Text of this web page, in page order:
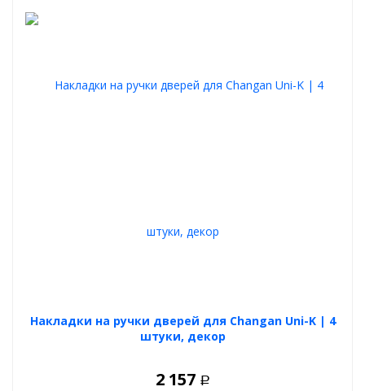
Накладки на ручки дверей для Changan Uni-K | 4
штуки, декор
2 157 Р